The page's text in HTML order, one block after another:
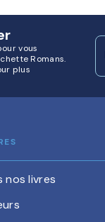
vous
Romans.
plus
nos livres